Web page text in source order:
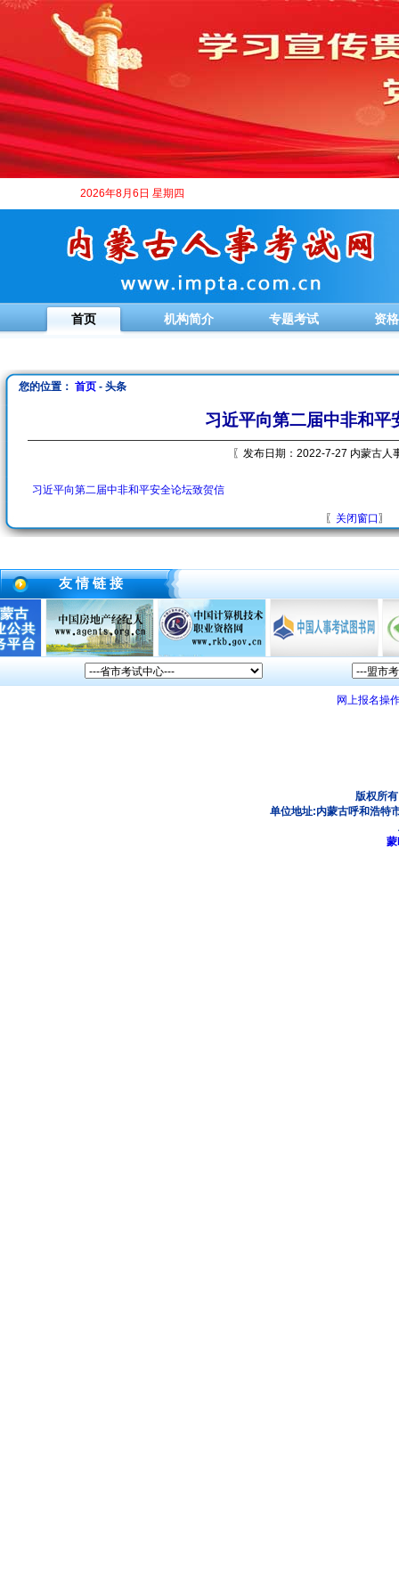
2026年8月6日 星期四
首页 机构简介 专题考试 资
您的位置： 首页- 头条
习近平向第二届中非和平
〖发布日期：2022-7-27 内蒙古人
习近平向第二届中非和平安全论坛致贺信
〖 关闭窗口 〗
友 情 链 接
网上报名操
版权所
单位地址:内蒙古呼和浩特